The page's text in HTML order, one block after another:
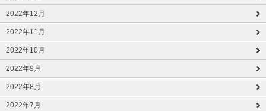
2022年12月
2022年11月
2022年10月
2022年9月
2022年8月
2022年7月